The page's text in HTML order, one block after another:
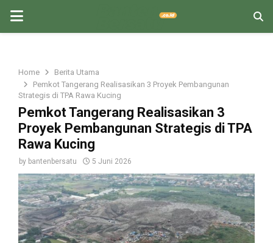
PRIMARY
Home
Berita Utama
Pemkot Tangerang Realisasikan 3 Proyek Pembangunan
Strategis di TPA Rawa Kucing
Pemkot Tangerang Realisasikan 3
Proyek Pembangunan Strategis di TPA
Rawa Kucing
by bantenbersatu 5 Juni 2026